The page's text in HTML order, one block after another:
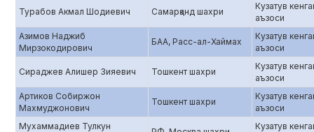
Турабов Акмал Шодиевич Самарқанд шахри
Кузатув
аъзоси
Азимов Наджиб
Мирзокодирович
БАА, Расс-ал-Хаймах
Кузатув
аъзоси
Сираджев Алишер Зияевич Тошкент шахри
Кузатув
аъзоси
Артиков Собиржон
Махмуджонович
Тошкент шахри
Кузатув
аъзоси
Мухаммадиев Тулкун
Кузатув